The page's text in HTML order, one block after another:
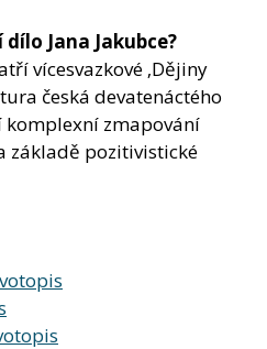
Jana Jakubce?
vícesvazkové ‚Dějiny
česká devatenáctého
komplexní zmapování
základě pozitivistické